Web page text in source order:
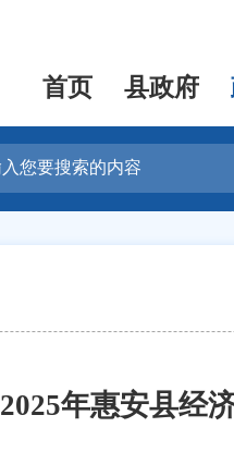
首页 县政府
2025年惠安县经